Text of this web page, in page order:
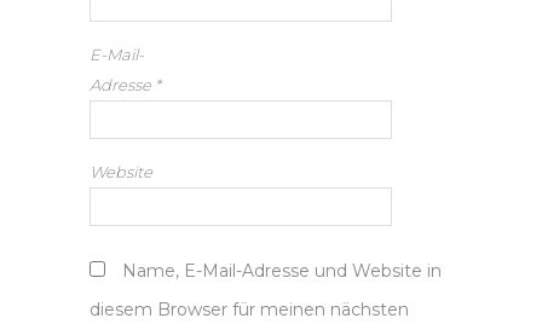
E-Mail-
Adresse *
Website
Name, E-Mail-Adresse und Website in
diesem Browser für meinen nächsten